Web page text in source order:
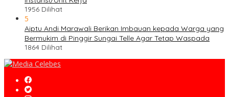
1956 Dilihat
5
Aiptu Andi Marawali Berikan Imbauan kepada Warga yang
Bermukim di Pinggir Sungai Telle Agar Tetap Waspada
1864 Dilihat